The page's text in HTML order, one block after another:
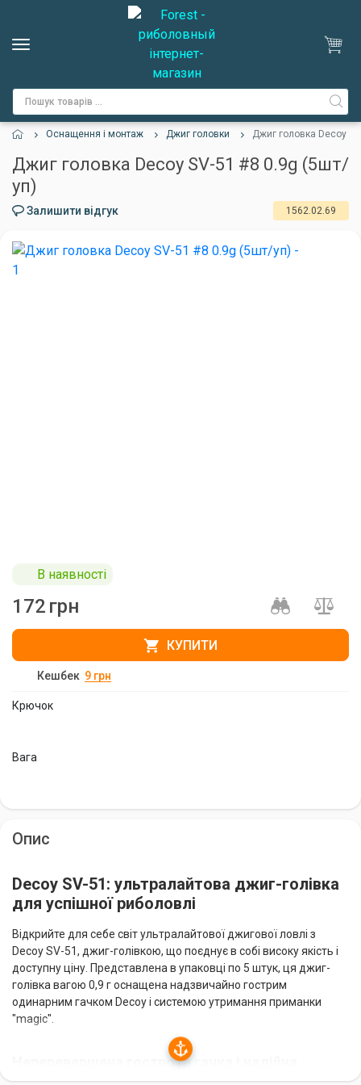
Оснащення і монтаж Джиг головки Джиг головка Decoy
Джиг головка Decoy SV-51 #8 0.9g (5шт/
уп)
Залишити відгук 1562.02.69
Крючок
Вага
В наявності
172 грн
КУПИТИ
Кешбек 9 грн
Опис
Decoy SV-51: ультралайтова джиг-голівка
для успішної риболовлі
Відкрийте для себе світ ультралайтової джигової ловлі з
Decoy SV-51, джиг-голівкою, що поєднує в собі високу якість і
доступну ціну. Представлена в упаковці по 5 штук, ця джиг-
голівка вагою 0,9 г оснащена надзвичайно гострим
одинарним гачком Decoy і системою утримання приманки
"magic".
Неперевершена гострота гачка і надійна
фіксація приманки